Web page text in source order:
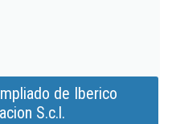
de Iberico
S.c.l.